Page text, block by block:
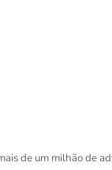
de um milhão de